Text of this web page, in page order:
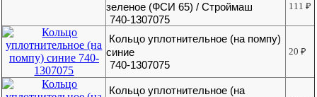
зеленое (ФСИ 65) / Строймаш
740-1307075
111₽
Кольцо уплотнительное (на помпу)
синие
740-1307075
20₽
Кольцо уплотнительное (на